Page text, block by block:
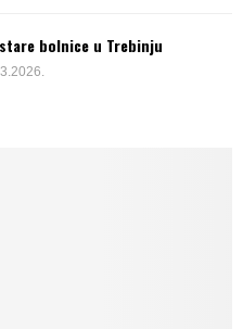
bolnice u Trebinju